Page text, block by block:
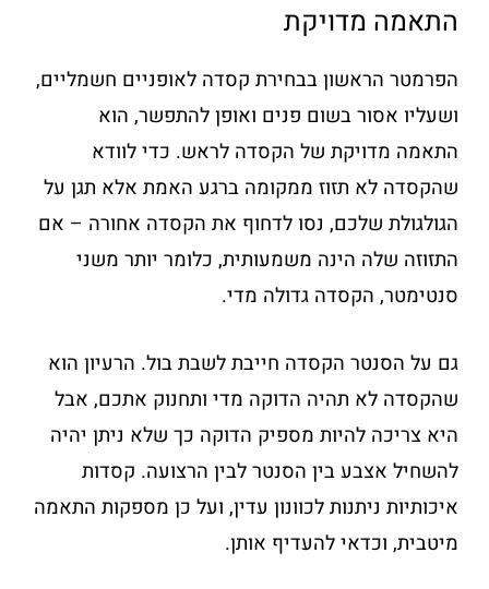
התאמה מדויקת
הפרמטר הראשון בבחירת קסדה לאופניים חשמליים,
ושעליו אסור בשום פנים ואופן להתפשר, הוא
התאמה מדויקת של הקסדה לראש. כדי לוודא
שהקסדה לא תזוז ממקומה ברגע האמת אלא תגן על
הגולגולת שלכם, נסו לדחוף את הקסדה אחורה – אם
התזוזה שלה הינה משמעותית, כלומר יותר משני
סנטימטר, הקסדה גדולה מדי.
גם על הסנטר הקסדה חייבת לשבת בול. הרעיון הוא
שהקסדה לא תהיה הדוקה מדי ותחנוק אתכם, אבל
היא צריכה להיות מספיק הדוקה כך שלא ניתן יהיה
להשחיל אצבע בין הסנטר לבין הרצועה. קסדות
איכותיות ניתנות לכוונון עדין, ועל כן מספקות התאמה
מיטבית, וכדאי להעדיף אותן.